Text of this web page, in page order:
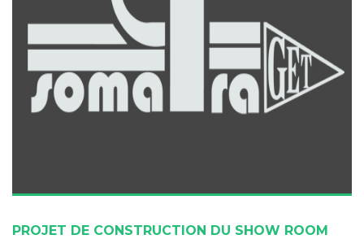
PROJET DE CONSTRUCTION DU SHOW ROOM